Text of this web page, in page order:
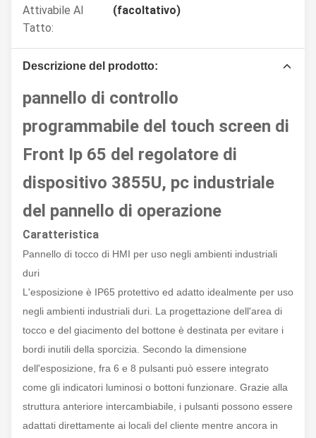
Attivabile Al
Tatto:
(facoltativo)
Descrizione del prodotto:
pannello di controllo
programmabile del touch screen di
Front Ip 65 del regolatore di
dispositivo 3855U, pc industriale
del pannello di operazione
Caratteristica
Pannello di tocco di HMI per uso negli ambienti industriali
duri
L'esposizione è IP65 protettivo ed adatto idealmente per uso
negli ambienti industriali duri. La progettazione dell'area di
tocco e del giacimento del bottone è destinata per evitare i
bordi inutili della sporcizia. Secondo la dimensione
dell'esposizione, fra 6 e 8 pulsanti può essere integrato
come gli indicatori luminosi o bottoni funzionare. Grazie alla
struttura anteriore intercambiabile, i pulsanti possono essere
adattati direttamente ai locali del cliente mentre ancora in